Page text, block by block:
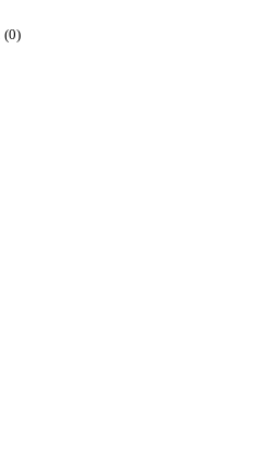
(0)